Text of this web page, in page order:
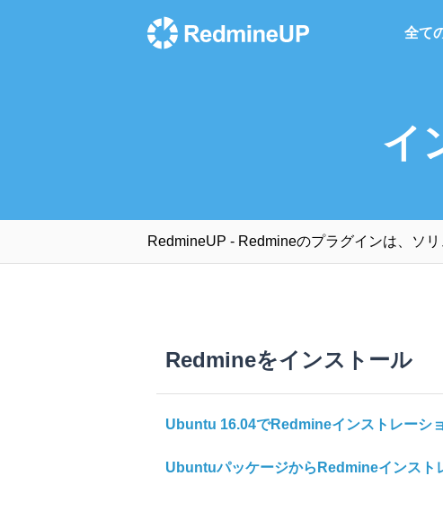
全て
イ
RedmineUP - Redmineのプラグインは、ソ
Redmineをインストール
Ubuntu 16.04でRedmineインストレーシ
UbuntuパッケージからRedmineインスト